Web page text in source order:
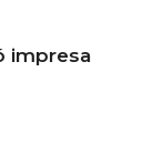
impresa